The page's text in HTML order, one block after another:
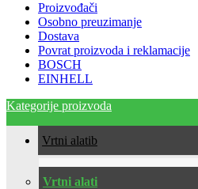
Proizvođači
Osobno preuzimanje
Dostava
Povrat proizvoda i reklamacije
BOSCH
EINHELL
Kategorije proizvoda
Vrtni alati
Vrtni alati